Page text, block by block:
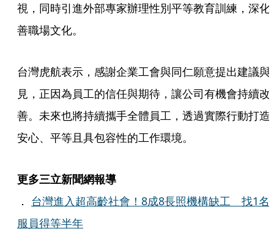
視，同時引進外部專家辦理性別平等教育訓練，深化
善職場文化。
台灣虎航表示，感謝企業工會與同仁願意提出建議與
見，正因為員工的信任與期待，讓公司有機會持續改
善。未來也將持續攜手全體員工，透過實際行動打造
安心、平等且具包容性的工作環境。
更多三立新聞網報導
． 台灣進入超高齡社會！8成8長照機構缺工 找1名
服員得等半年